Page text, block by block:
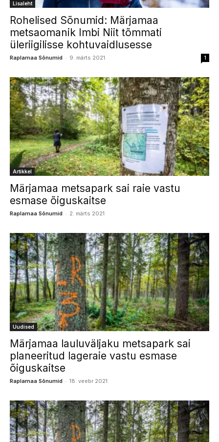
Lisaleht
Rohelised Sõnumid: Märjamaa
metsaomanik Imbi Niit tõmmati
üleriigilisse kohtuvaidlusesse
Raplamaa Sõnumid - 9. märts 2021 1
Artikkel
Märjamaa metsapark sai raie vastu
esmase õiguskaitse
Raplamaa Sõnumid - 2. märts 2021
Uudised
Märjamaa lauluväljaku metsapark sai
planeeritud lageraie vastu esmase
õiguskaitse
Raplamaa Sõnumid - 18. veebr 2021